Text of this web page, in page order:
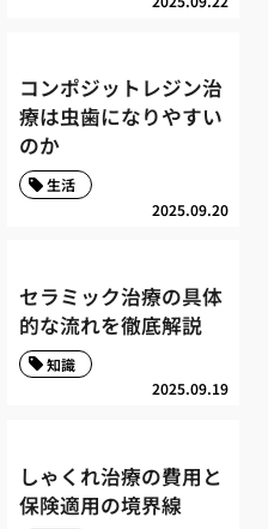
コンポジットレジン治
療は虫歯になりやすい
のか
2025.09.20
生活
セラミック治療の具体
的な流れを徹底解説
2025.09.19
知識
しゃくれ治療の費用と
保険適用の境界線